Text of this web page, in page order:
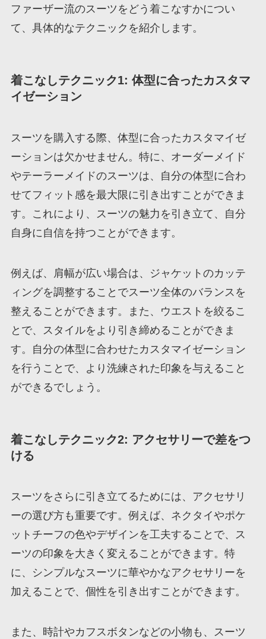
ファーザー流のスーツをどう着こなすかについ
て、具体的なテクニックを紹介します。
着こなしテクニック1: 体型に合ったカスタマ
イゼーション
スーツを購入する際、体型に合ったカスタマイゼ
ーションは欠かせません。特に、オーダーメイド
やテーラーメイドのスーツは、自分の体型に合わ
せてフィット感を最大限に引き出すことができま
す。これにより、スーツの魅力を引き立て、自分
自身に自信を持つことができます。
例えば、肩幅が広い場合は、ジャケットのカッテ
ィングを調整することでスーツ全体のバランスを
整えることができます。また、ウエストを絞るこ
とで、スタイルをより引き締めることができま
す。自分の体型に合わせたカスタマイゼーション
を行うことで、より洗練された印象を与えること
ができるでしょう。
着こなしテクニック2: アクセサリーで差をつ
ける
スーツをさらに引き立てるためには、アクセサリ
ーの選び方も重要です。例えば、ネクタイやポケ
ットチーフの色やデザインを工夫することで、ス
ーツの印象を大きく変えることができます。特
に、シンプルなスーツに華やかなアクセサリーを
加えることで、個性を引き出すことができます。
また、時計やカフスボタンなどの小物も、スーツ